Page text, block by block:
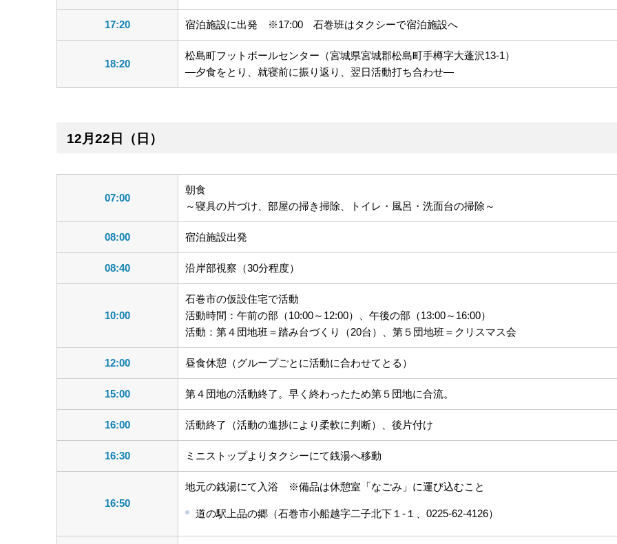
17:20 宿泊施設に出発 ※17:00 石巻班はタクシーで宿泊施設へ
18:20
松島町フットボールセンター（宮城県宮城郡松島町手樽字大蓬沢13-1）
―夕食をとり、就寝前に振り返り、翌日活動打ち合わせ―
12月22日（日）
07:00
朝食
～寝具の片づけ、部屋の掃き掃除、トイレ・風呂・洗面台の掃除～
08:00 宿泊施設出発
08:40 沿岸部視察（30分程度）
10:00
石巻市の仮設住宅で活動
活動時間：午前の部（10:00～12:00）、午後の部（13:00～16:00）
活動：第４団地班＝踏み台づくり（20台）、第５団地班＝クリスマス会
12:00 昼食休憩（グループごとに活動に合わせてとる）
15:00 第４団地の活動終了。早く終わったため第５団地に合流。
16:00 活動終了（活動の進捗により柔軟に判断）、後片付け
16:30 ミニストップよりタクシーにて銭湯へ移動
16:50
地元の銭湯にて入浴 ※備品は休憩室「なごみ」に運び込むこと
道の駅上品の郷（石巻市小船越字二子北下１-１、0225-62-4126）